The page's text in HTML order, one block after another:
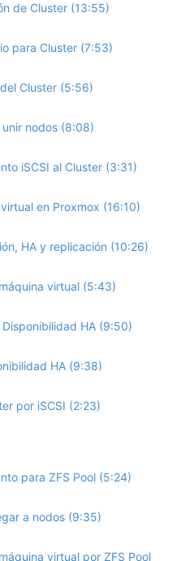
de Cluster (13:55)
para Cluster (7:53)
Cluster (5:56)
nodos (8:08)
iSCSI al Cluster (3:31)
en Proxmox (16:10)
HA y replicación (10:26)
virtual (5:43)
HA (9:50)
HA (9:38)
por iSCSI (2:23)
para ZFS Pool (5:24)
a nodos (9:35)
virtual por ZFS Pool